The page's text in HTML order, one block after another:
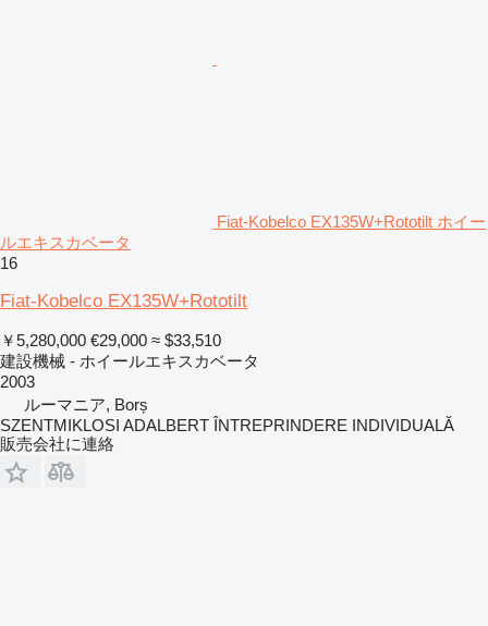
Fiat-Kobelco EX135W+Rototilt ホイー
ルエキスカベータ
16
Fiat-Kobelco EX135W+Rototilt
￥5,280,000 €29,000 ≈ $33,510
建設機械 - ホイールエキスカベータ
2003
ルーマニア, Borș
SZENTMIKLOSI ADALBERT ÎNTREPRINDERE INDIVIDUALĂ
販売会社に連絡